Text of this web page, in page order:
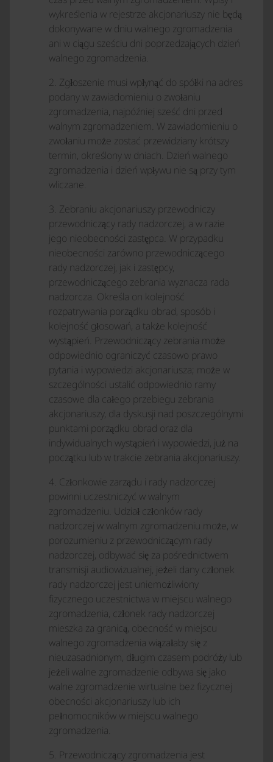
wykreślenia w rejestrze akcjonariuszy nie będą
dokonywane w dniu walnego zgromadzenia
ani w ciągu sześciu dni poprzedzających dzień
walnego zgromadzenia.
2. Zgłoszenie musi wpłynąć do spółki na adres
podany w zawiadomieniu o zwołaniu
zgromadzenia, najpóźniej sześć dni przed
walnym zgromadzeniem. W zawiadomieniu o
zwołaniu może zostać przewidziany krótszy
termin, określony w dniach. Dzień walnego
zgromadzenia i dzień wpływu nie są przy tym
wliczane.
3. Zebraniu akcjonariuszy przewodniczy
przewodniczący rady nadzorczej, a w razie
jego nieobecności zastępca. W przypadku
nieobecności zarówno przewodniczącego
rady nadzorczej, jak i zastępcy,
przewodniczącego zebrania wyznacza rada
nadzorcza. Określa on kolejność
rozpatrywania porządku obrad, sposób i
kolejność głosowań, a także kolejność
wystąpień. Przewodniczący zebrania może
odpowiednio ograniczyć czasowo prawo
pytania i wypowiedzi akcjonariusza; może w
szczególności ustalić odpowiednio ramy
czasowe dla całego przebiegu zebrania
akcjonariuszy, dla dyskusji nad poszczególnymi
punktami porządku obrad oraz dla
indywidualnych wystąpień i wypowiedzi, już na
początku lub w trakcie zebrania akcjonariuszy.
4. Członkowie zarządu i rady nadzorczej
powinni uczestniczyć w walnym
zgromadzeniu. Udział członków rady
nadzorczej w walnym zgromadzeniu może, w
porozumieniu z przewodniczącym rady
nadzorczej, odbywać się za pośrednictwem
transmisji audiowizualnej, jeżeli dany członek
rady nadzorczej jest uniemożliwiony
fizycznego uczestnictwa w miejscu walnego
zgromadzenia, członek rady nadzorczej
mieszka za granicą, obecność w miejscu
walnego zgromadzenia wiązałaby się z
nieuzasadnionym, długim czasem podróży lub
jeżeli walne zgromadzenie odbywa się jako
walne zgromadzenie wirtualne bez fizycznej
obecności akcjonariuszy lub ich
pełnomocników w miejscu walnego
zgromadzenia.
5. Przewodniczący zgromadzenia jest